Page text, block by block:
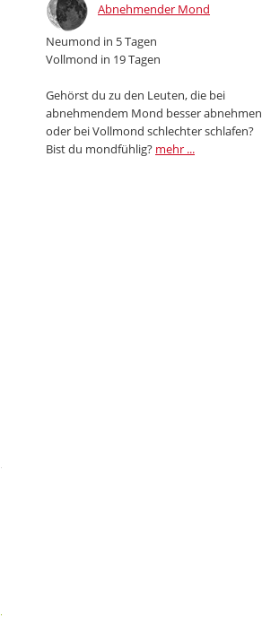
Abnehmender Mond
Neumond in 5 Tagen
Vollmond in 19 Tagen
Gehörst du zu den Leuten, die bei
abnehmendem Mond besser abnehmen
oder bei Vollmond schlechter schlafen?
Bist du mondfühlig? mehr ...